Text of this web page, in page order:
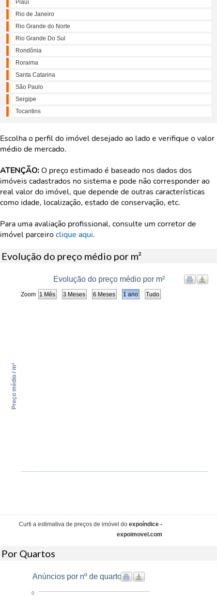
Piauí
Rio de Janeiro
Rio Grande do Norte
Rio Grande Do Sul
Rondônia
Roraima
Santa Catarina
São Paulo
Sergipe
Tocantins
Escolha o perfil do imóvel desejado ao lado e verifique o valor
médio de mercado.
ATENÇÃO: O preço estimado é baseado nos dados dos
imóveis cadastrados no sistema e pode não corresponder ao
real valor do imóvel, que depende de outras características
como idade, localização, estado de conservação, etc.
Para uma avaliação profissional, consulte um corretor de
imóvel parceiroclique aqui.
Evolução do preço médio por m²
Zoom
Evolução do preço médio por m²
Preço médio / m²
1 Mês 3 Meses 6 Meses 1 ano Tudo
Curti a estimativa de preços de imóvel do expoíndice -
expoimovel.com
Por Quartos
Anúncios por nº de quarto
0